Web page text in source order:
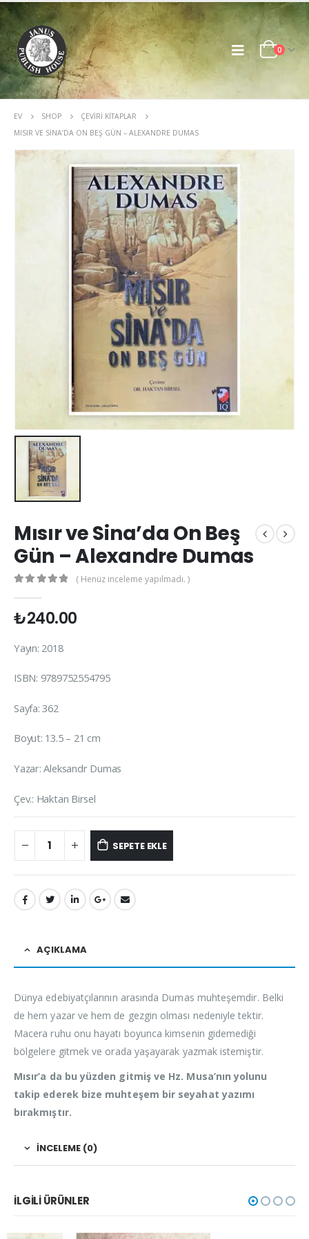
0
EV SHOP
ÇEVIRI KITAPLAR
MISIR VE SINA’DA ON BEŞ GÜN – ALEXANDRE DUMAS
Mısır ve Sina’da On Beş
Gün – Alexandre Dumas
( Henüz inceleme yapılmadı. )
₺240.00
Yayın: 2018
ISBN: 9789752554795
Sayfa: 362
Boyut: 13.5 – 21 cm
Yazar: Aleksandr Dumas
Çev.: Haktan Birsel
SEPETE EKLE
AÇIKLAMA
Dünya edebiyatçılarının arasında Dumas muhteşemdir. Belki
de hem yazar ve hem de gezgin olması nedeniyle tektir.
Macera ruhu onu hayatı boyunca kimsenin gidemediği
bölgelere gitmek ve orada yaşayarak yazmak istemiştir.
Mısır’a da bu yüzden gitmiş ve Hz. Musa’nın yolunu
takip ederek bize muhteşem bir seyahat yazımı
bırakmıştır.
İNCELEME (0)
İLGILI ÜRÜNLER